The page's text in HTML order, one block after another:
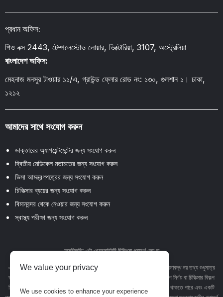
প্রধান অফিস:
পিও বক্স 2443, টেম্পলেস্টোভ লোয়ার, ভিক্টোরিয়া, 3107, অস্ট্রেলিয়া
বাংলাদেশ অফিস:
মেহনাজ মনসুর টাওয়ার ১১/এ, গ্রাউন্ড ফ্লোর রোড নং: ১৩০, গুলশান ১। ঢাকা,
১২১২
আমাদের সাথে সংযোগ করুন
ডাক্তারের অ্যাপয়েন্টমেন্টের জন্য সংযোগ করুন
দ্বিতীয় মেডিকেল মতামতের জন্য সংযোগ করুন
ভিসা আমন্ত্রণপত্রের জন্য সংযোগ করুন
চিকিত্সার ব্যয়ের জন্য সংযোগ করুন
বিমানবন্দর থেকে নেওয়ার জন্য সংযোগ করুন
স্বাস্থ্য পরীক্ষা জন্য সংযোগ করুন
অস্বীকৃতি: এই ওয়েবসাইটটি চিকিৎসা পরামর্শ দেয় না
এই ওয়েবসাইটে থাকা পাঠ্য, গ্রাফিক্স, চিত্র এবং অন্যান্য উপাদান সহ তবে এর মধ্যে সীমাবদ্ধ নয় তথ্য শুধুমাত্র
তথ্যমূলক উদ্দেশ্যে। এই সাইটে কোনও উপাদান বা সামগ্রী পেশাদার চিকিত্সা পরামর্শ, রোগ নির্ণয় বা চিকিত্সার বিকল্প
হিসাবে উদ্দেশ্য নয়। কোনও চিকিত্সা অবস্থা বা চিকিত্সা সম্পর্কে আপনার যে কোনও প্রশ্ন থাকতে পারে এবং একটি
We value your privacy
We use cookies to enhance your experience